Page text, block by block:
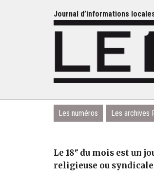
Journal d’informations
Les numéros Les archives
Le 18e du mois est un
religieuse ou